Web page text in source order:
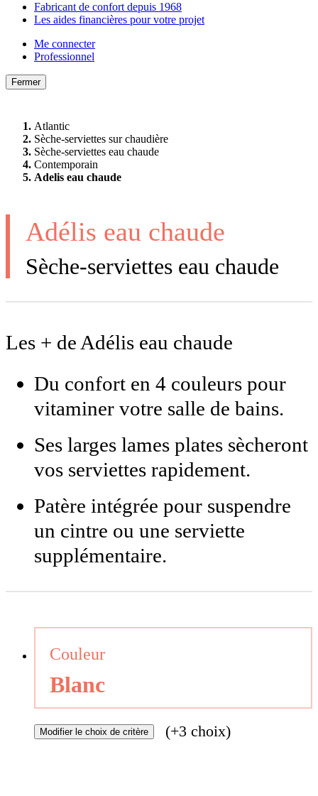
Fabricant de confort depuis 1968
Les aides financières pour votre projet
Me connecter
Professionnel
Fermer
Atlantic
Sèche-serviettes sur chaudière
Sèche-serviettes eau chaude
Contemporain
Adelis eau chaude
Adélis eau chaude
Sèche-serviettes eau chaude
Les + de Adélis eau chaude
Du confort en 4 couleurs pour
vitaminer votre salle de bains.
Ses larges lames plates sècheront
vos serviettes rapidement.
Patère intégrée pour suspendre
un cintre ou une serviette
supplémentaire.
Couleur
Blanc
Modifier le choix de critère (+3 choix)